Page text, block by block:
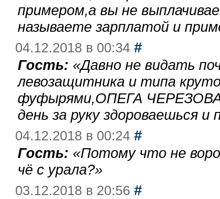
примером,а вы не
называете зарплатой и
04.12.2018 в 00:34 #
Гость: «Давно не видать
левозащитника и типа
фуфырями,ОПЕГА
день за руку здороваешься
04.12.2018 в 00:24 #
Гость: «Потому что не
чё с урала?»
03.12.2018 в 20:56 #